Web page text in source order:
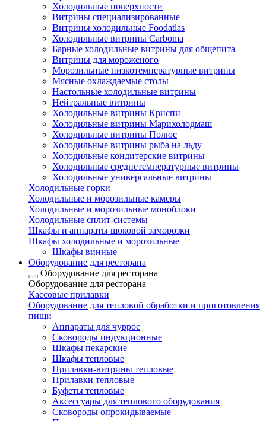
Холодильные поверхности
Витрины специализированные
Витрины холодильные Foodatlas
Холодильные витрины Carboma
Барные холодильные витрины для общепита
Витрины для мороженого
Морозильные низкотемпературные витрины
Мясные охлаждаемые столы
Настольные холодильные витрины
Нейтральные витрины
Холодильные витрины Криспи
Холодильные витрины Марихолодмаш
Холодильные витрины Полюс
Холодильные витрины рыба на льду
Холодильные кондитерские витрины
Холодильные среднетемпературные витрины
Холодильные универсальные витрины
Холодильные горки
Холодильные и морозильные камеры
Холодильные и морозильные моноблоки
Холодильные сплит-системы
Шкафы и аппараты шоковой заморозки
Шкафы холодильные и морозильные
Шкафы винные
Оборудование для ресторана
Оборудование для ресторана
Оборудование для ресторана
Кассовые прилавки
Оборудование для тепловой обработки и приготовления
пищи
Аппараты для чуррос
Сковороды индукционные
Шкафы пекарские
Шкафы тепловые
Прилавки-витрины тепловые
Прилавки тепловые
Буфеты тепловые
Аксессуары для теплового оборудования
Сковороды опрокидываемые